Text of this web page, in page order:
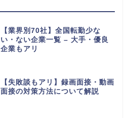
【業界別70社】全国転勤少な
い・ない企業一覧 – 大手・優良
企業もアリ
【失敗談もアリ】録画面接・動画
面接の対策方法について解説